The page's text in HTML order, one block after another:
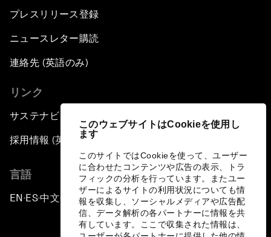
このウェブサイトはCookieを使用し
ます
このサイトではCookieを使って、ユーザー
に合わせたコンテンツや広告の表示、トラ
フィックの分析を行っています。またユー
ザーによるサイトの利用状況についても情
報を収集し、ソーシャルメディアや広告配
信、データ解析の各パートナーに情報を共
有しています。ここで収集された情報は、
プレスリリース登録
ニュースレター購読
連絡先 (英語のみ)
リンク
サステナビリティへの取り組み
採用情報 (英語のみ)
言語
EN ▪ ES▪中文▪ 日本語